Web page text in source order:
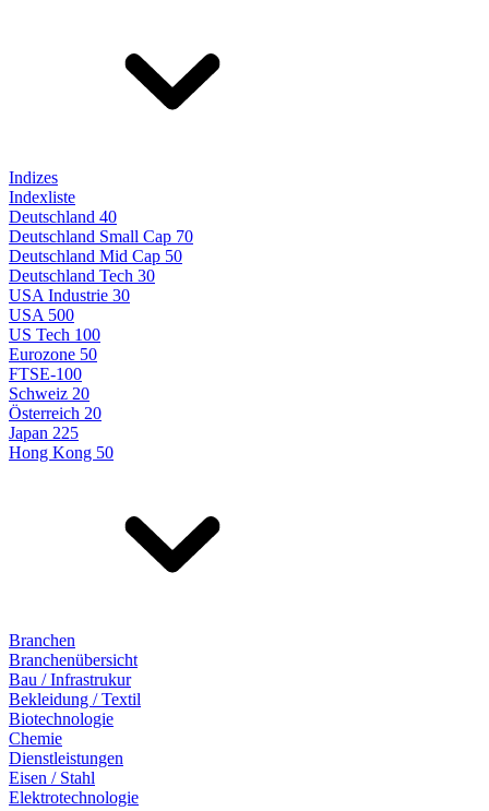
Indizes
Indexliste
Deutschland 40
Deutschland Small Cap 70
Deutschland Mid Cap 50
Deutschland Tech 30
USA Industrie 30
USA 500
US Tech 100
Eurozone 50
FTSE-100
Schweiz 20
Österreich 20
Japan 225
Hong Kong 50
Branchen
Branchenübersicht
Bau / Infrastrukur
Bekleidung / Textil
Biotechnologie
Chemie
Dienstleistungen
Eisen / Stahl
Elektrotechnologie